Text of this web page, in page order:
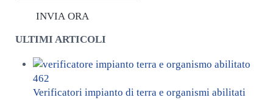
INVIA ORA
ULTIMI ARTICOLI
Verificatori impianto di terra e organismi abilitati